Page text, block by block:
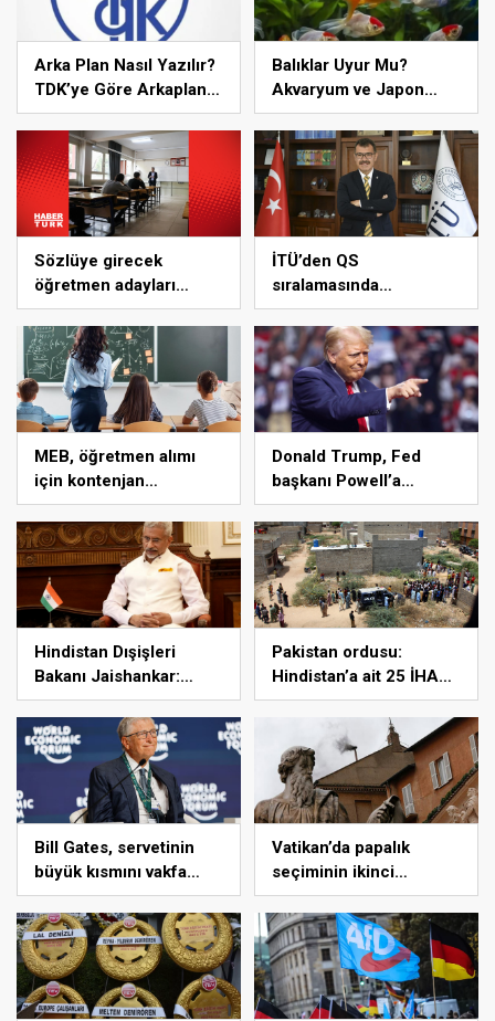
Arka Plan Nasıl Yazılır?
TDK’ye Göre Arkaplan
Ayrı Mı Bitişik Mi
Yazılır?
Balıklar Uyur Mu?
Akvaryum ve Japon
Balıkları Kaç Saat Uyur?
Sözlüye girecek
öğretmen adayları
açıklandı
İTÜ’den QS
sıralamasında
“Mühendislik ve
Teknoloji” alanında
büyük başarı
MEB, öğretmen alımı
için kontenjan
dağılımını açıkladı
Donald Trump, Fed
başkanı Powell’a
hakaret etti: Aptal
Hindistan Dışişleri
Bakanı Jaishankar:
Gerilimi artırmak gibi bir
niyetimiz yok
Pakistan ordusu:
Hindistan’a ait 25 İHA
etkisiz hale getirildi
Bill Gates, servetinin
büyük kısmını vakfa
bağışlayacak
Vatikan’da papalık
seçiminin ikinci
gününde de sonuç
alınamadı